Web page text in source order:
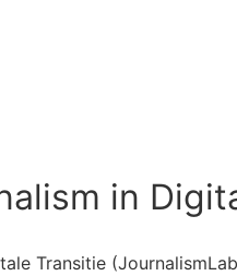
in
Transitie